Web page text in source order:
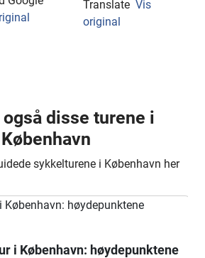
Translate Vis
original
også disse turene i
København
sykkelturene i København her
i København: høydepunktene